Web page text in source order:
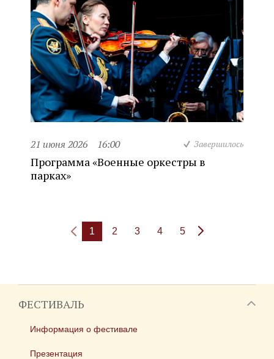
21 июня 2026 16:00 Завершилось
Программа «Военные оркестры в
парках»
1 2 3 4 5
ФЕСТИВАЛЬ
Информация о фестивале
Презентация